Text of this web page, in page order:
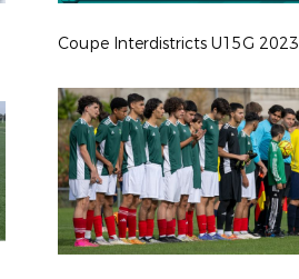
Coupe Interdistricts U15G 2023